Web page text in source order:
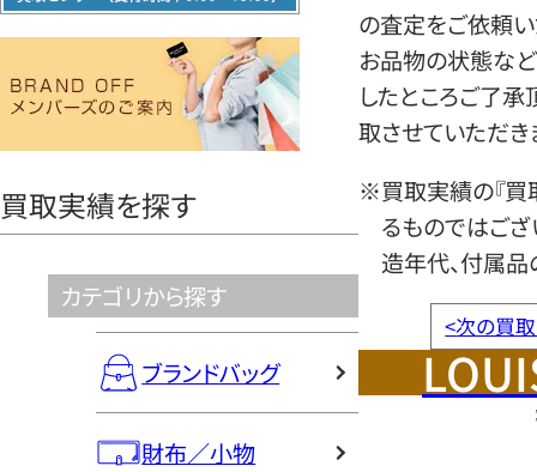
ヤ
買取実績を探す
カテゴリから探す
ブランドバッグ
財布／小物
の査定をご依頼い
お品物の状態など
したところご了
取させていただき
※買取実績の『買
るものではござ
造年代、付属品
<次の買